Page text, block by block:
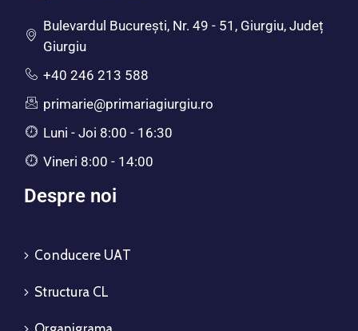
Bulevardul Bucureşti, Nr. 49 - 51, Giurgiu, Județ
Giurgiu
+40 246 213 588
primarie@primariagiurgiu.ro
Luni - Joi 8:00 - 16:30
Vineri 8:00 - 14:00
Despre noi
Conducere UAT
Structura CL